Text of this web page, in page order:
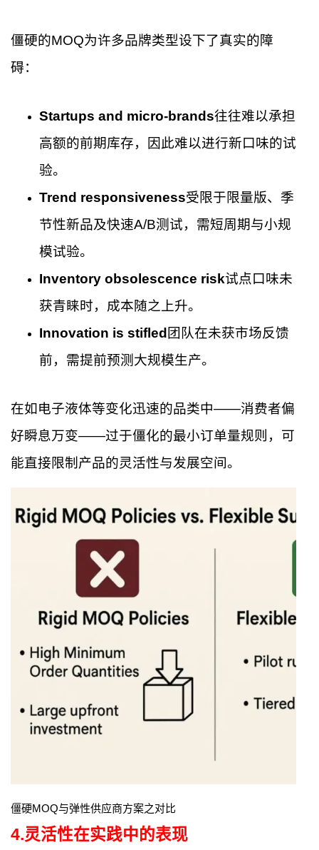
僵硬的MOQ为许多品牌类型设下了真实的障
碍：
Startups and micro-brands往往难以承担
高额的前期库存，因此难以进行新口味的试
验。
Trend responsiveness受限于限量版、季
节性新品及快速A/B测试，需短周期与小规
模试验。
Inventory obsolescence risk试点口味未
获青睐时，成本随之上升。
Innovation is stifled 团队在未获市场反馈
前，需提前预测大规模生产。
在如电子液体等变化迅速的品类中——消费者偏
好瞬息万变——过于僵化的最小订单量规则，可
能直接限制产品的灵活性与发展空间。
僵硬MOQ与弹性供应商方案之对比
4.灵活性在实践中的表现